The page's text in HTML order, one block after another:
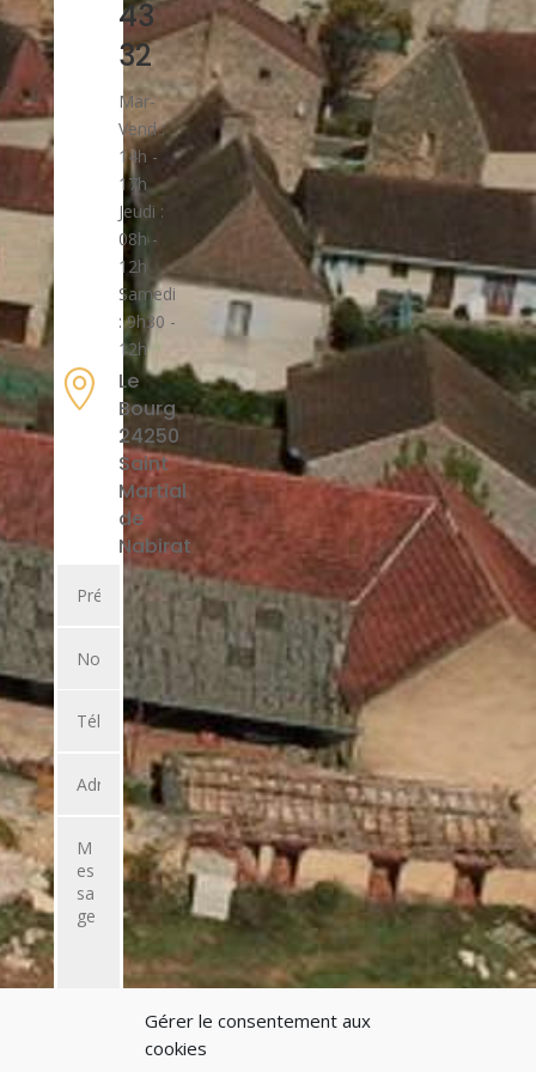
Gérer le consentement aux
cookies
43
32
Mar-
Vend :
14h -
17h
Jeudi :
08h -
12h
Samedi
: 9h30 -
12h

Le
Bourg
24250
Saint
Martial
de
Nabirat